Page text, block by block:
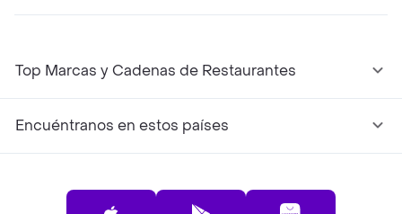
Top Marcas y Cadenas de Restaurantes
Encuéntranos en estos países